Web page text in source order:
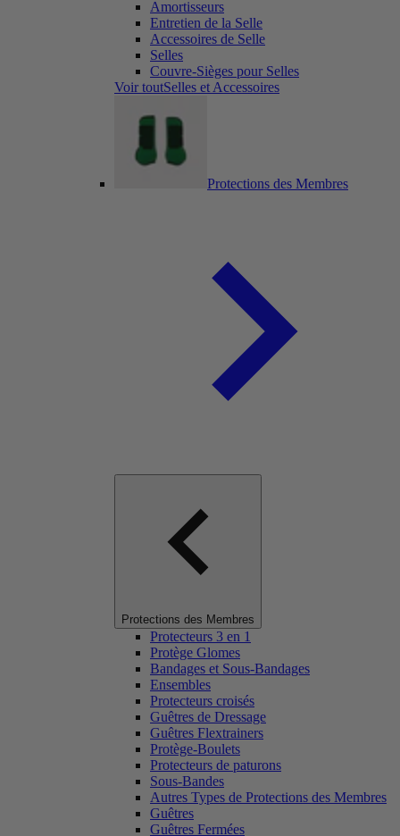
Amortisseurs
Entretien de la Selle
Accessoires de Selle
Selles
Couvre-Sièges pour Selles
Voir toutSelles et Accessoires
Protections des Membres
Protections des Membres
Protecteurs 3 en 1
Protège Glomes
Bandages et Sous-Bandages
Ensembles
Protecteurs croisés
Guêtres de Dressage
Guêtres Flextrainers
Protège-Boulets
Protecteurs de paturons
Sous-Bandes
Autres Types de Protections des Membres
Guêtres
Guêtres Fermées